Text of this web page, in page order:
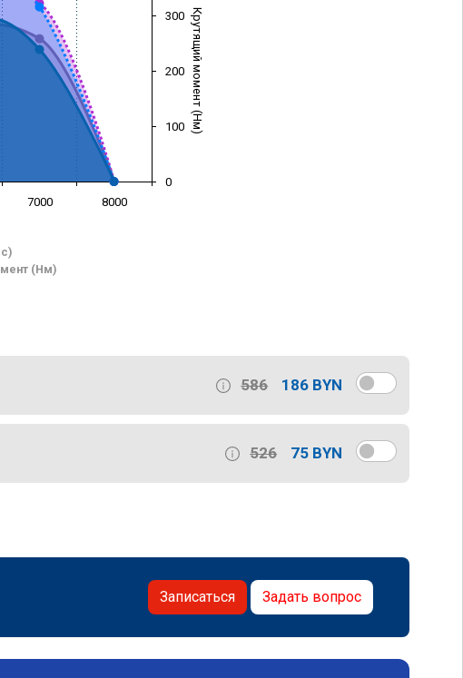
Крутящий момент (Нм)
(Нм)
7000 8000
0
100
200
300
586 186 BYN
526 75 BYN
Записаться Задать вопрос